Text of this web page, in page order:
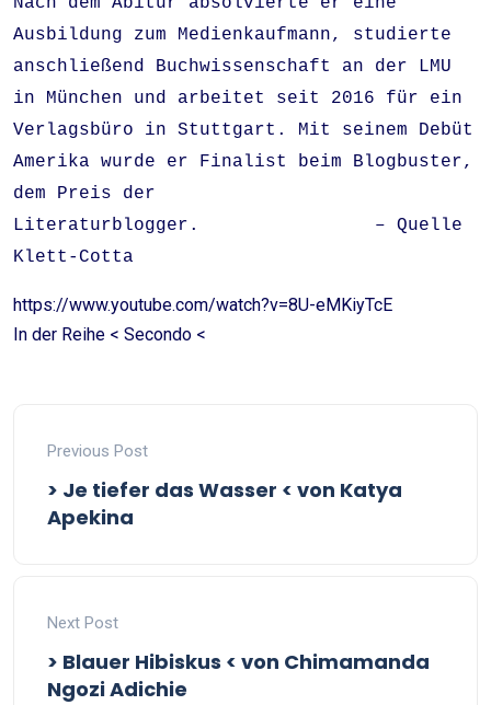
Ausbildung zum Medienkaufmann, studierte
anschließend Buchwissenschaft an der LMU
in München und arbeitet seit 2016 für ein
Verlagsbüro in Stuttgart. Mit seinem Debüt
Amerika wurde er Finalist beim Blogbuster,
dem Preis der
Literaturblogger. – Quelle
Klett-Cotta
https://www.youtube.com/watch?v=8U-eMKiyTcE
In der Reihe < Secondo <
Previous Post
> Je tiefer das Wasser < von Katya
Apekina
Next Post
> Blauer Hibiskus < von Chimamanda
Ngozi Adichie